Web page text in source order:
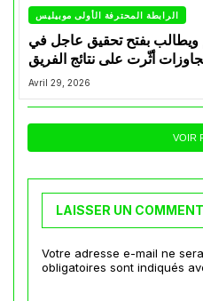
الرابطة المحترفة الأولى موبيليس
ويطالب بفتح تحقيق عاجل في
أثّرت على نتائج الفريق
Avril 29, 2026
VOIR
LAISSER UN
Votre adresse e-mail ne
obligatoires sont indiqués